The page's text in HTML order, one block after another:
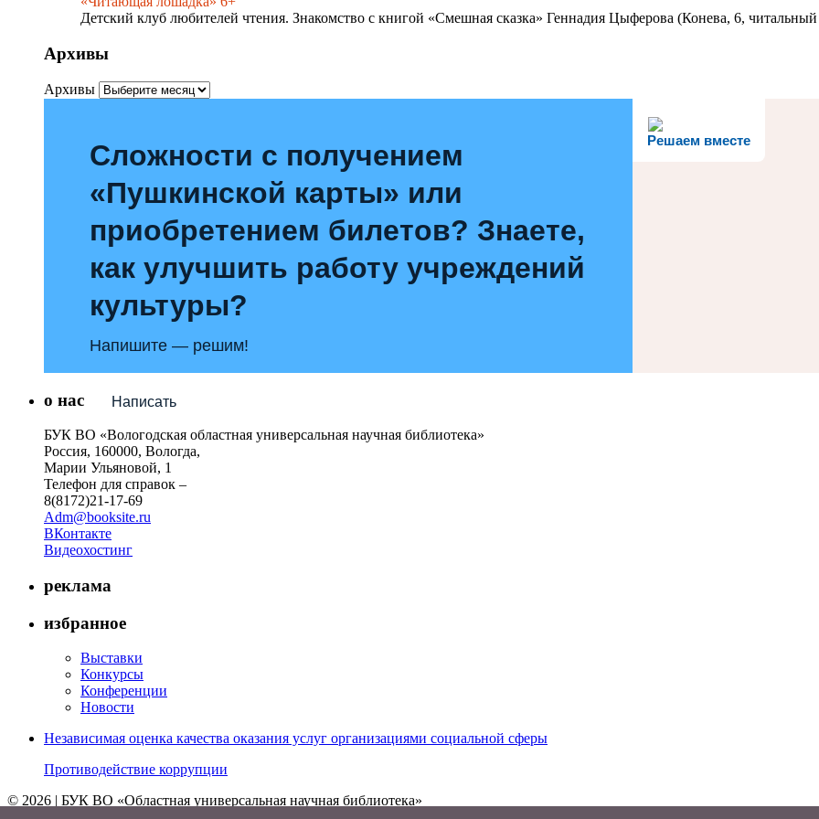
Детский клуб любителей чтения. Знакомство с книгой «Смешная сказка» Геннадия Цыферова (Конева, 6, читальный
Архивы
Архивы
Решаем вместе
Сложности с получением
«Пушкинской карты» или
приобретением билетов? Знаете,
как улучшить работу учреждений
культуры?
Напишите — решим!
Написать
о нас
БУК ВО «Вологодская областная универсальная научная библиотека»
Россия, 160000, Вологда,
Марии Ульяновой, 1
Телефон для справок –
8(8172)21-17-69
Adm@booksite.ru
ВКонтакте
Видеохостинг
реклама
избранное
Выставки
Конкурсы
Конференции
Новости
Независимая оценка качества оказания услуг организациями социальной сферы
Противодействие коррупции
© 2026 | БУК ВО «Областная универсальная научная библиотека»